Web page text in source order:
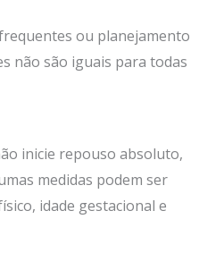
ou planejamento
não são iguais para todas
inicie repouso absoluto,
medidas podem ser
idade gestacional e